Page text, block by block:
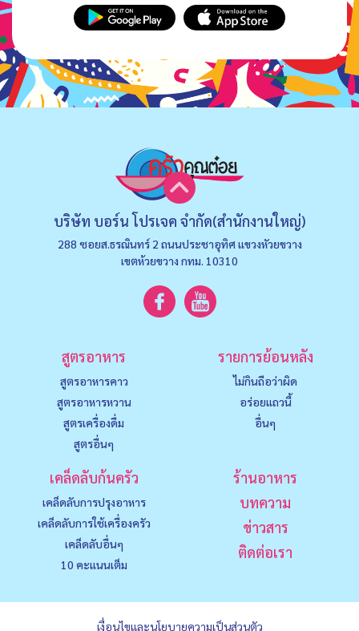
บริษัท บอร์น โปรเจค จำกัด(สำนักงานใหญ่)
288 ซอยส.ธรณินทร์ 2 ถนนประชาอุทิศ แขวงหัวยขวาง
เขตห้วยขวาง กทม. 10310
สูตรอาหาร
สูตรอาหารคาว
สูตรอาหารหวาน
สูตรเครื่องดื่ม
สูตรอื่นๆ
รายการย้อนหลัง
ไม่กินถือว่าผิด
อร่อยแถวนี้
อื่นๆ
เคล็ดลับก้นครัว
เคล็ดลับการปรุงอาหาร
เคล็ดลับการใช้เครื่องครัว
เคล็ดลับอื่นๆ
10 คะแนนเต็ม
ร้านอาหาร
บทความ
ข่าวสาร
ติดต่อเรา
เงื่อนไขและนโยบายความเป็นส่วนตัว